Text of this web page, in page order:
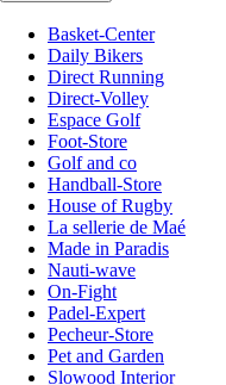
Basket-Center
Daily Bikers
Direct Running
Direct-Volley
Espace Golf
Foot-Store
Golf and co
Handball-Store
House of Rugby
La sellerie de Maé
Made in Paradis
Nauti-wave
On-Fight
Padel-Expert
Pecheur-Store
Pet and Garden
Slowood Interior